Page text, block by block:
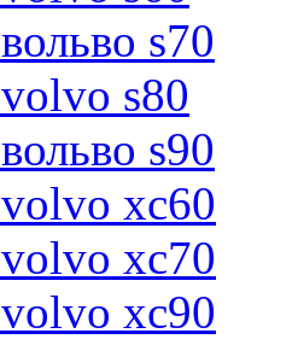
s70
s80
s90
volvo xc60
volvo xc70
volvo xc90